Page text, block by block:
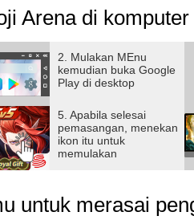
ယ်ရာနှင့် လျှို့ဝှက်ဆန်းကြယ်သော
ကို နားထောင်ကာ ၎င်းတို့၏ ရင်သ
လိုက်တိုက်ပွဲတွေကို စောင့်ကြိုနေတဲ့
စစ်မှန်သောကိုယ်ကိုရှာတွေ့ရန် ပို့ဆေ
စ်ခုဖြစ်သည်။
တို့၏တရားဝင် fan page ကိုလို
ာမျက်နှာ- https://
Onmyojiarena/
Arena di komputer
2. Mulakan MEnu
kemudian buka Google
Play di desktop
5. Apabila selesai
pemasangan, menekan
ikon itu untuk
memulakan
untuk merasai